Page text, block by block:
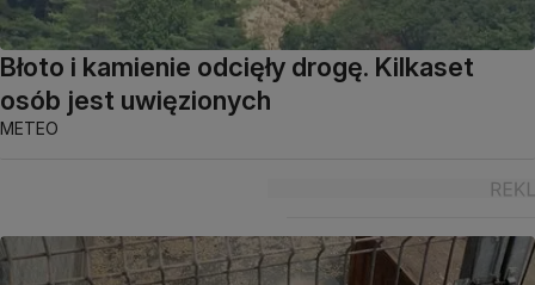
Błoto i kamienie odcięły drogę. Kilkaset
osób jest uwięzionych
METEO